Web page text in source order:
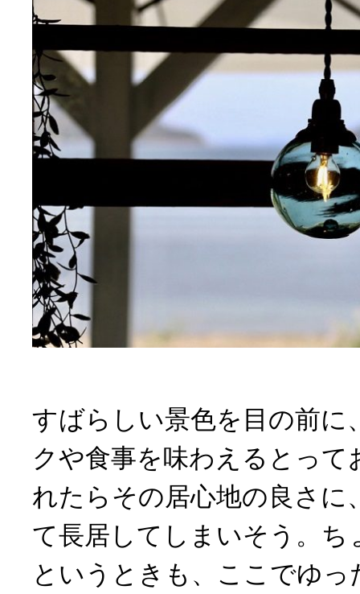
すばらしい景色を目の前に
クや食事を味わえるとって
れたらその居心地の良さに
て長居してしまいそう。ち
というときも、ここでゆ